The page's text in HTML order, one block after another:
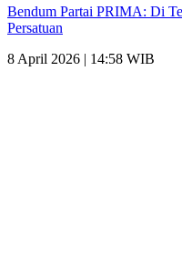
Bendum Partai PRIMA: Di
Persatuan
8 April 2026 | 14:58 WIB